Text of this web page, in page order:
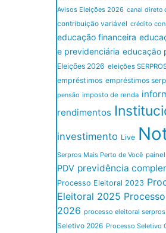
Avisos Eleições 2026 canal direto
contribuição variável crédito
educação financeira
e previdenciária educação
Eleições 2026 eleições
empréstimos empréstimos
pensão imposto de renda
rendimentos
investimento Live
Serpros Mais Perto de Você
PDV previdência
Processo Eleitoral 2023
Eleitoral 2025
2026 processo eleitoral
Seletivo 2026 Processo Seletivo